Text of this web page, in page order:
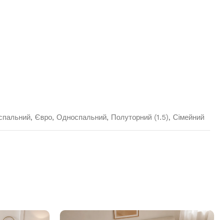
, Євро, Односпальний, Полуторний (1.5), Сімейний